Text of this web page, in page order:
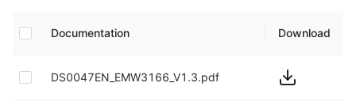
Documentation Download
DS0047EN_EMW3166_V1.3.pdf